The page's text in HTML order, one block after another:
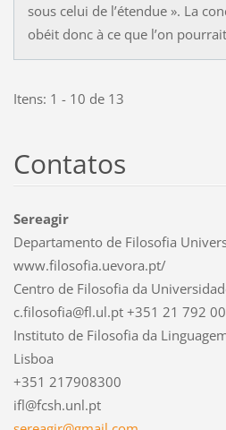
sous celui de l’étendue ». La
obéit donc à ce que l’on
Itens: 1 - 10 de 13
Contatos
Sereagir
Departamento de Filosofia
www.filosofia.uevora.pt/
Centro de Filosofia da
c.filosofia@fl.ul.pt +351 21 792
Instituto de Filosofia da
Lisboa
+351 217908300
ifl@fcsh.unl.pt